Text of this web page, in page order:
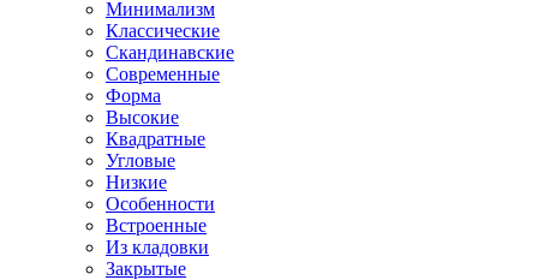
Минимализм
Классические
Скандинавские
Современные
Форма
Высокие
Квадратные
Угловые
Низкие
Особенности
Встроенные
Из кладовки
Закрытые